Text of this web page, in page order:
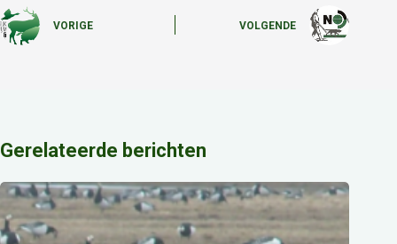
VORIGE VOLGENDE
Gerelateerde berichten